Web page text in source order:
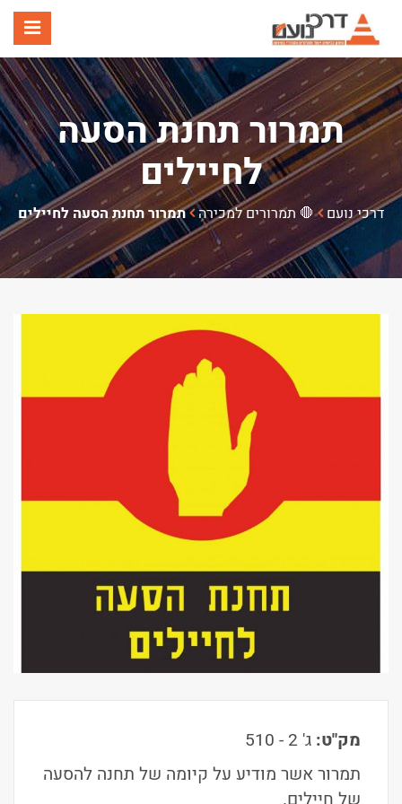
תמרור תחנת הסעה
לחיילים
דרכי נועם 🛑 תמרורים למכירה תמרור תחנת הסעה לחיילים
מק"ט: ג' 2 - 510
תמרור אשר מודיע על קיומה של תחנה להסעה